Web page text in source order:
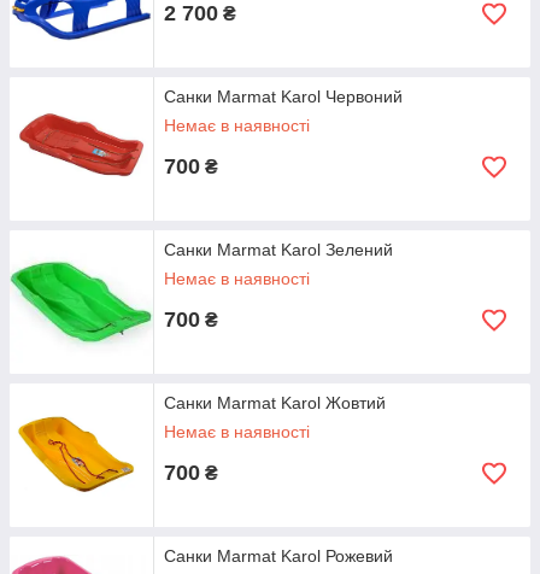
2 700 ₴
Санки Marmat Karol Червоний
Немає в наявності
700 ₴
Санки Marmat Karol Зелений
Немає в наявності
700 ₴
Санки Marmat Karol Жовтий
Немає в наявності
700 ₴
Санки Marmat Karol Рожевий